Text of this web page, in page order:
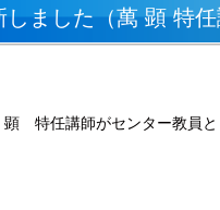
ました（萬 顕 特
特任講師がセンター教員と